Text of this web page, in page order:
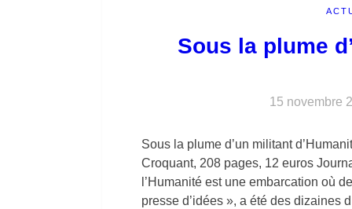
Sous la plume
15 novembre
Sous la plume d’un militant
Croquant, 208 pages, 12 euros
l’Humanité est une embarcation où
presse d’idées », a été des dizaines